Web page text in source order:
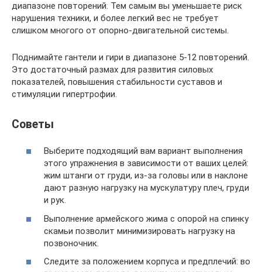
диапазоне повторений. Тем самым вы уменьшаете риск
нарушения техники, и более легкий вес не требует
слишком многого от опорно-двигательной системы.
Поднимайте гантели и гири в диапазоне 5-12 повторений.
Это достаточный размах для развития силовых
показателей, повышения стабильности суставов и
стимуляции гипертрофии.
Советы
Выберите подходящий вам вариант выполнения
этого упражнения в зависимости от ваших целей:
жим штанги от груди, из-за головы или в наклоне
дают разную нагрузку на мускулатуру плеч, груди
и рук.
Выполнение армейского жима с опорой на спинку
скамьи позволит минимизировать нагрузку на
позвоночник.
Следите за положением корпуса и предплечий: во